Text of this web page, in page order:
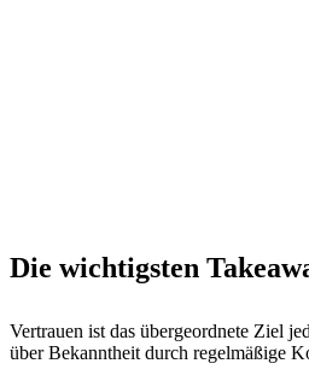
Die wichtigsten
Vertrauen ist das übergeordnete Ziel
über Bekanntheit durch regelmäßige